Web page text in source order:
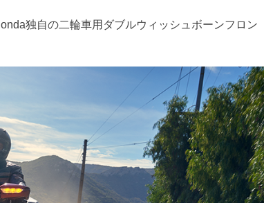
独自の二輪車用ダブルウィッシュボーンフロン